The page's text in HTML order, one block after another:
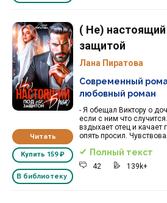
Читать
Купить 159 ₽
В библиотеку
( Не)
защитой
Лана Пиратова
- Я обещал Виктору о
если с ним что
вздыхает отец и
опять просил.
Современный
любовный роман
Полный текст
42 139k+